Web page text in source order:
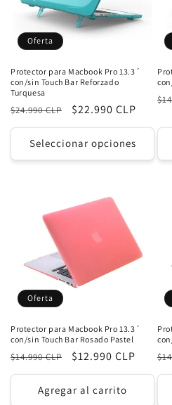
Oferta
Protector para Macbook Pro 13.3´
con/sin Touch Bar Reforzado
Turquesa
Precio
habitual
$24.990 CLP
Precio
de
oferta
$22.990 CLP
Seleccionar opciones
Oferta
Protector para Macbook Pro 13.3´
con/sin Touch Bar Rosado Pastel
Precio
habitual
$14.990 CLP
Precio
de
oferta
$12.990 CLP
Agregar al carrito